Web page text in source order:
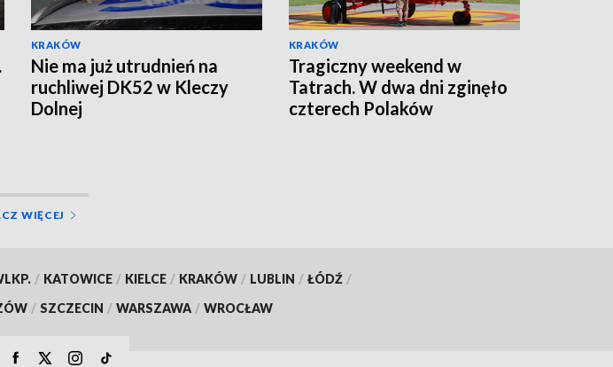
KRAKÓW
Nie ma już utrudnień na
ruchliwej DK52 w Kleczy
Dolnej
KRAKÓW
Tragiczny weekend w
Tatrach. W dwa dni zginęło
czterech Polaków
WIĘCEJ
/ KATOWICE / KIELCE / KRAKÓW / LUBLIN / ŁÓDŹ /
/ SZCZECIN / WARSZAWA / WROCŁAW